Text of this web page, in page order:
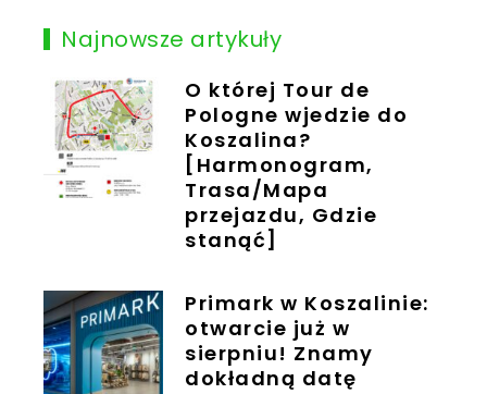
Najnowsze artykuły
O której Tour de
Pologne wjedzie do
Koszalina?
[Harmonogram,
Trasa/Mapa
przejazdu, Gdzie
stanąć]
Primark w Koszalinie:
otwarcie już w
sierpniu! Znamy
dokładną datę